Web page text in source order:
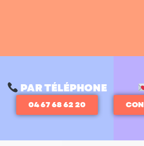
PAR TÉLÉPHONE
04 67 68 62 20